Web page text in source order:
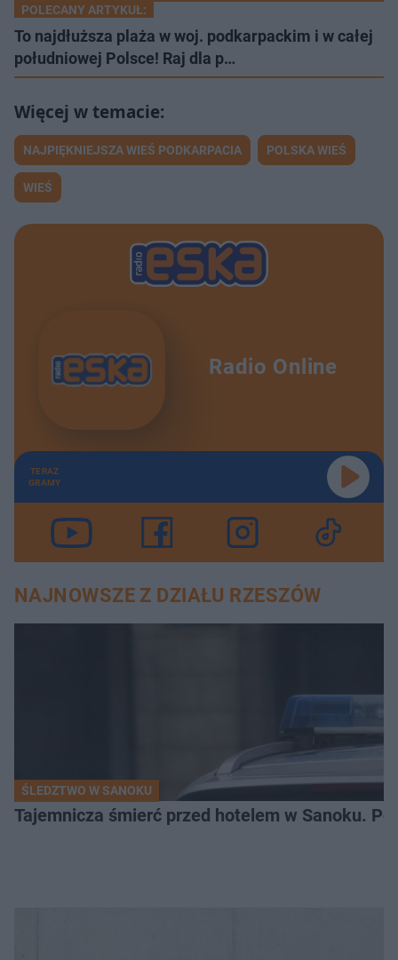
POLECANY ARTYKUŁ:
To najdłuższa plaża w woj. podkarpackim i w całej
południowej Polsce! Raj dla p…
NAJPIĘKNIEJSZA WIEŚ PODKARPACIA POLSKA WIEŚ
WIEŚ
Radio Online
TERAZ
GRAMY
NAJNOWSZE Z DZIAŁU RZESZÓW
ŚLEDZTWO W SANOKU
Tajemnicza śmierć przed hotelem w Sanoku.